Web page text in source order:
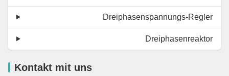
Dreiphasenspannungs-Regler
Dreiphasenreaktor
Kontakt mit uns